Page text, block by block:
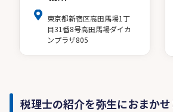
東京都新宿区高田馬場1丁
目31番8号高田馬場ダイカ
ンプラザ805
税理士の紹介を弥生におまか